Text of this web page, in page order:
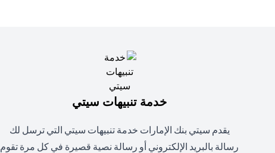
خدمة تنبيهات سيتي
يقدم سيتي بنك الإمارات خدمة تنبيهات سيتي التي ترسل لك
رسالة بالبريد الإلكتروني أو رسالة نصية قصيرة في كل مرة تقوم